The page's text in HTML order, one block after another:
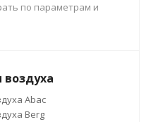
по параметрам и
Abac
Berg